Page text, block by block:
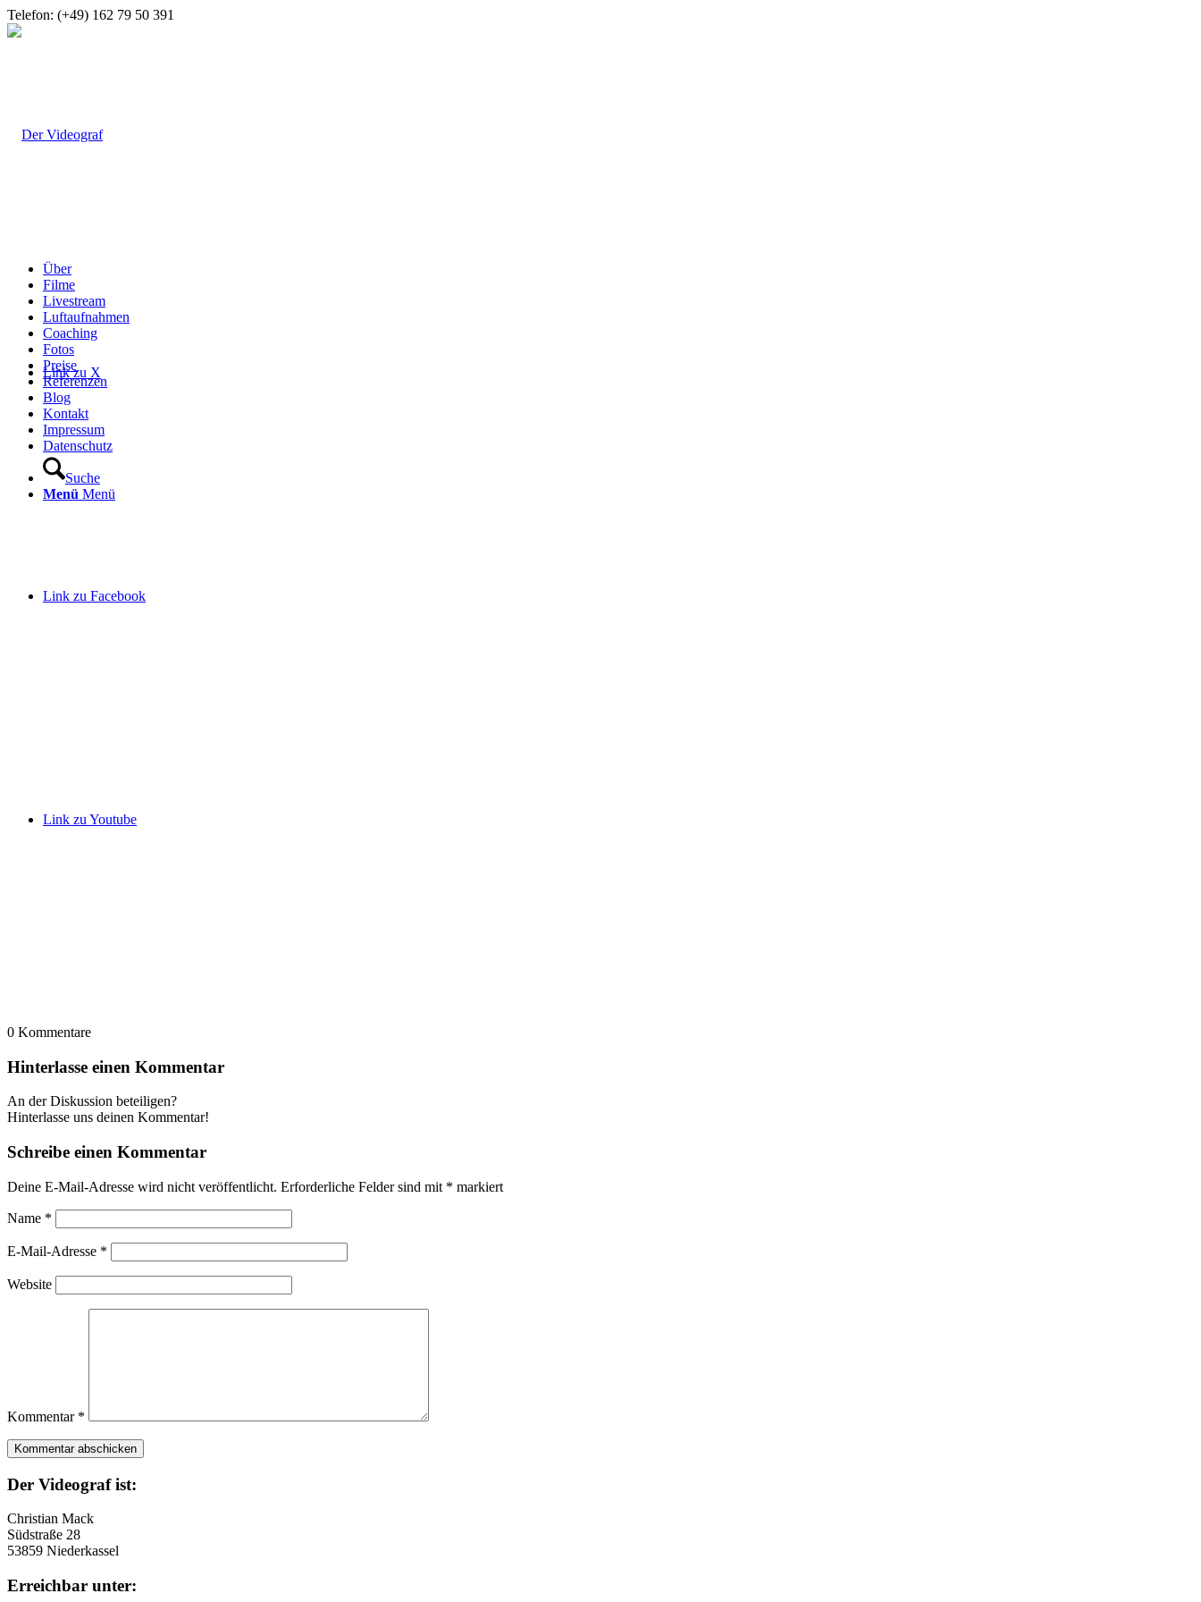
Telefon: (+49) 162 79 50 391
Link zu X
Link zu Facebook
Link zu Youtube
Über
Filme
Livestream
Luftaufnahmen
Coaching
Fotos
Preise
Referenzen
Blog
Kontakt
Impressum
Datenschutz
Suche
Menü Menü
0 Kommentare
Hinterlasse einen Kommentar
An der Diskussion beteiligen?
Hinterlasse uns deinen Kommentar!
Schreibe einen Kommentar
Deine E-Mail-Adresse wird nicht veröffentlicht. Erforderliche Felder sind mit * markiert
Name *
E-Mail-Adresse *
Website
Kommentar *
Der Videograf ist:
Christian Mack
Südstraße 28
53859 Niederkassel
Erreichbar unter: